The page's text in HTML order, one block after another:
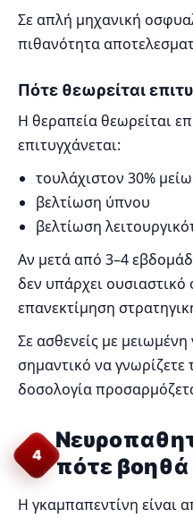
Σε απλή μηχανική
πιθανότητα
Πότε θεωρείται
Η θεραπεία θεωρείται
επιτυγχάνεται:
τουλάχιστον 30%
βελτίωση ύπνου
βελτίωση
Αν μετά από 3–4
δεν υπάρχει ουσιαστικό
επανεκτίμηση
Σε ασθενείς με μειωμένη
σημαντικό να γνωρίζετε
δοσολογία
4
πότε
Η γκαμπαπεντίνη είναι